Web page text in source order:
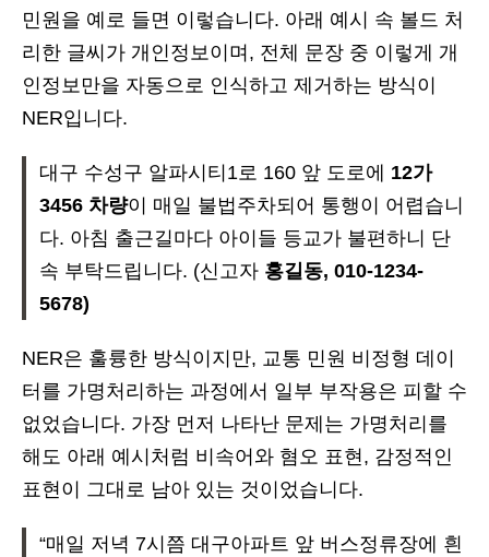
민원을 예로 들면 이렇습니다. 아래 예시 속 볼드 처
리한 글씨가 개인정보이며, 전체 문장 중 이렇게 개
인정보만을 자동으로 인식하고 제거하는 방식이
NER입니다.
대구 수성구 알파시티1로 160 앞 도로에 12가
3456 차량이 매일 불법주차되어 통행이 어렵습니
다. 아침 출근길마다 아이들 등교가 불편하니 단
속 부탁드립니다. (신고자 홍길동, 010-1234-
5678)
NER은 훌륭한 방식이지만, 교통 민원 비정형 데이
터를 가명처리하는 과정에서 일부 부작용은 피할 수
없었습니다. 가장 먼저 나타난 문제는 가명처리를
해도 아래 예시처럼 비속어와 혐오 표현, 감정적인
표현이 그대로 남아 있는 것이었습니다.
“매일 저녁 7시쯤 대구아파트 앞 버스정류장에 흰